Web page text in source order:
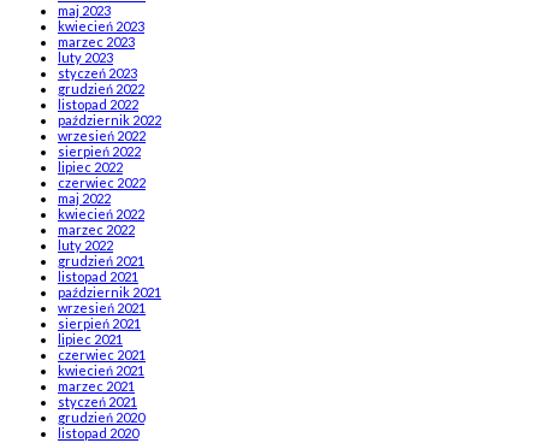
maj 2023
kwiecień 2023
marzec 2023
luty 2023
styczeń 2023
grudzień 2022
listopad 2022
październik 2022
wrzesień 2022
sierpień 2022
lipiec 2022
czerwiec 2022
maj 2022
kwiecień 2022
marzec 2022
luty 2022
grudzień 2021
listopad 2021
październik 2021
wrzesień 2021
sierpień 2021
lipiec 2021
czerwiec 2021
kwiecień 2021
marzec 2021
styczeń 2021
grudzień 2020
listopad 2020